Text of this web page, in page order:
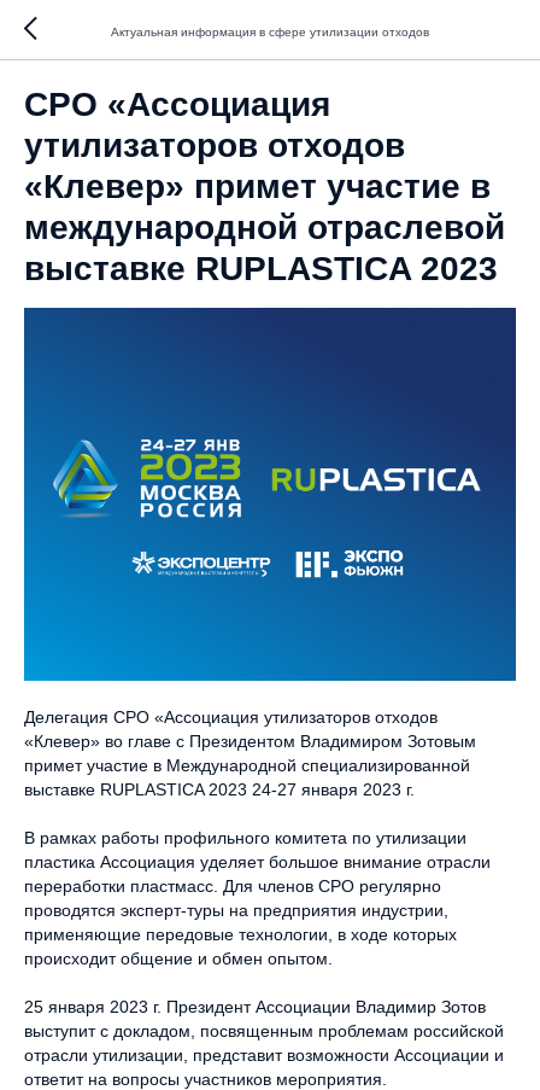
Актуальная информация в сфере утилизации отходов
СРО «Ассоциация
утилизаторов отходов
«Клевер» примет участие в
международной отраслевой
выставке RUPLASTICA 2023
Делегация СРО «Ассоциация утилизаторов отходов
«Клевер» во главе с Президентом Владимиром Зотовым
примет участие в Международной специализированной
выставке RUPLASTICA 2023 24-27 января 2023 г.
В рамках работы профильного комитета по утилизации
пластика Ассоциация уделяет большое внимание отрасли
переработки пластмасс. Для членов СРО регулярно
проводятся эксперт-туры на предприятия индустрии,
применяющие передовые технологии, в ходе которых
происходит общение и обмен опытом.
25 января 2023 г. Президент Ассоциации Владимир Зотов
выступит с докладом, посвященным проблемам российской
отрасли утилизации, представит возможности Ассоциации и
ответит на вопросы участников мероприятия.